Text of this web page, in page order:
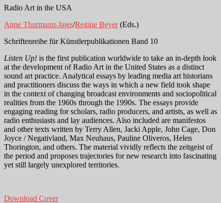
Radio Art in the USA
Anne Thurmann-Jajes/Regine Beyer(Eds.)
Schriftenreihe für Künstlerpublikationen Band 10
Listen Up! is the first publication worldwide to take an in-depth look
at the development of Radio Art in the United States as a distinct
sound art practice. Analytical essays by leading media art historians
and practitioners discuss the ways in which a new field took shape
in the context of changing broadcast environments and sociopolitical
realities from the 1960s through the 1990s. The essays provide
engaging reading for scholars, radio producers, and artists, as well as
radio enthusiasts and lay audiences. Also included are manifestos
and other texts written by Terry Allen, Jacki Apple, John Cage, Don
Joyce / Negativland, Max Neuhaus, Pauline Oliveros, Helen
Thorington, and others. The material vividly reflects the zeitgeist of
the period and proposes trajectories for new research into fascinating
yet still largely unexplored territories.
Download Cover